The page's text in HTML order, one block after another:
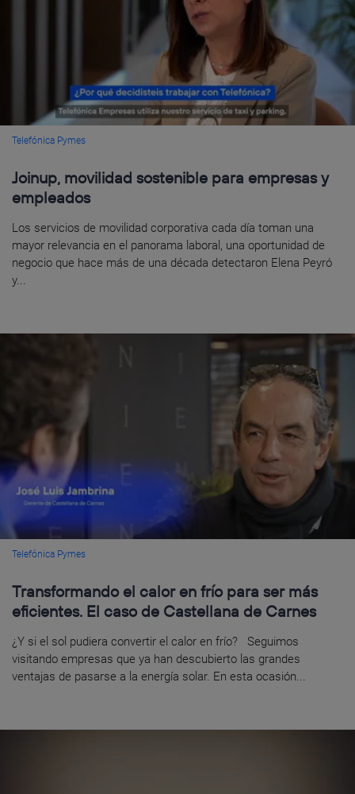
Telefónica Pymes
Joinup, movilidad sostenible para empresas y
empleados
Los servicios de movilidad corporativa cada día toman una
mayor relevancia en el panorama laboral, una oportunidad de
negocio que hace más de una década detectaron Elena Peyró
y...
Telefónica Pymes
Transformando el calor en frío para ser más
eficientes. El caso de Castellana de Carnes
¿Y si el sol pudiera convertir el calor en frío? Seguimos
visitando empresas que ya han descubierto las grandes
ventajas de pasarse a la energía solar. En esta ocasión...